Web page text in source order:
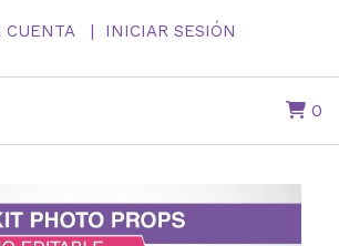
CUENTA INICIAR SESIÓN
0